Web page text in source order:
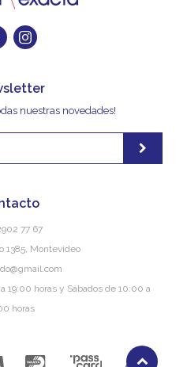

77 67
1385, Montevideo
19:00 horas y Sábados de 10:00 a
horas
nuestras novedades!